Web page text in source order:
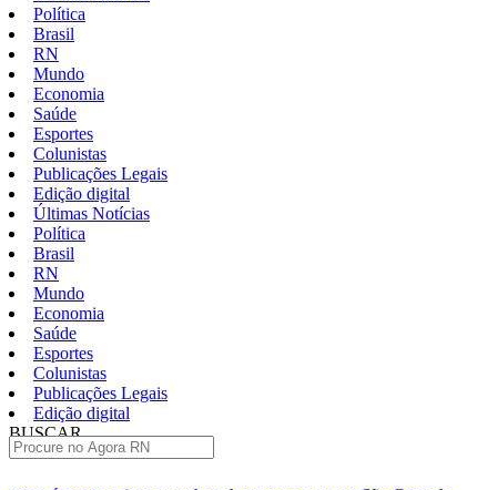
Política
Brasil
RN
Mundo
Economia
Saúde
Esportes
Colunistas
Publicações Legais
Edição digital
Últimas Notícias
Política
Brasil
RN
Mundo
Economia
Saúde
Esportes
Colunistas
Publicações Legais
Edição digital
BUSCAR